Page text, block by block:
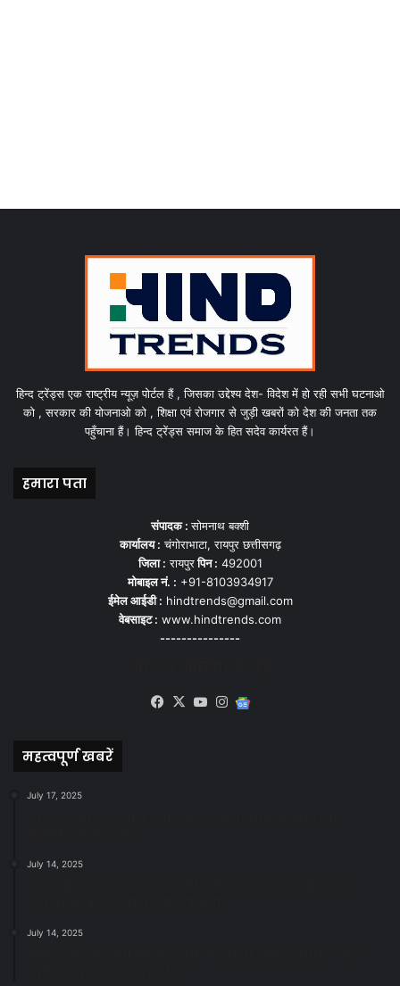
हिन्द ट्रेंड्स एक राष्ट्रीय न्यूज़ पोर्टल हैं , जिसका उद्देश्य देश- विदेश में हो रही सभी घटनाओ
को , सरकार की योजनाओ को , शिक्षा एवं रोजगार से जुड़ी खबरों को देश की जनता तक
पहुँचाना हैं। हिन्द ट्रेंड्स समाज के हित सदेव कार्यरत हैं।
हमारा पता
संपादक :सोमनाथ बक्शी
कार्यालय : चंगोराभाटा, रायपुर छत्तीसगढ़
जिला : रायपुरपिन : 492001
मोबाइल नं. : +91-8103934917
ईमेल आईडी : hindtrends@gmail.com
वेबसाइट : www.hindtrends.com
---------------
Facebook
X YouTubeInstagram
महत्वपूर्ण खबरें
July 17, 2025
July 14, 2025
July 14, 2025